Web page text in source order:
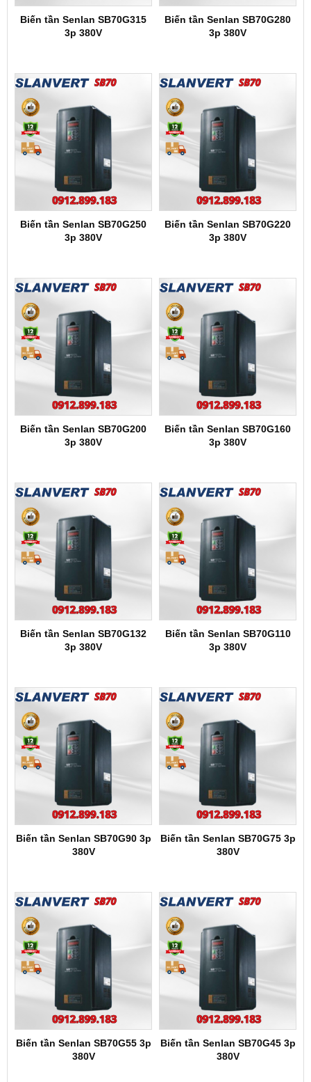
Biến tần Senlan SB70G315
3p 380V
Biến tần Senlan SB70G280
3p 380V
Biến tần Senlan SB70G250
3p 380V
Biến tần Senlan SB70G220
3p 380V
Biến tần Senlan SB70G200
3p 380V
Biến tần Senlan SB70G160
3p 380V
Biến tần Senlan SB70G132
3p 380V
Biến tần Senlan SB70G110
3p 380V
Biến tần Senlan SB70G90 3p
380V
Biến tần Senlan SB70G75 3p
380V
Biến tần Senlan SB70G55 3p
380V
Biến tần Senlan SB70G45 3p
380V